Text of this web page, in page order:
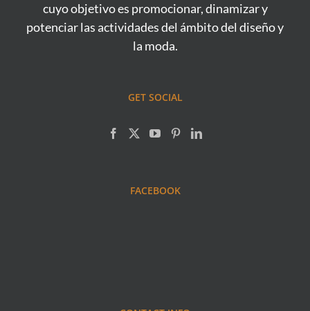
cuyo objetivo es promocionar, dinamizar y
potenciar las actividades del ámbito del diseño y
la moda.
GET SOCIAL
FACEBOOK